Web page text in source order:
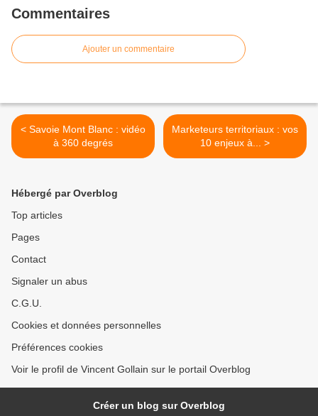
Commentaires
Ajouter un commentaire
< Savoie Mont Blanc : vidéo
à 360 degrés
Marketeurs territoriaux : vos
10 enjeux à... >
Hébergé par Overblog
Top articles
Pages
Contact
Signaler un abus
C.G.U.
Cookies et données personnelles
Préférences cookies
Voir le profil de Vincent Gollain sur le portail Overblog
Créer un blog sur Overblog